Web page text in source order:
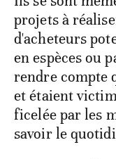
projets à
d'acheteurs
en espèces ou
rendre compte
et étaient
ficelée par les
savoir le